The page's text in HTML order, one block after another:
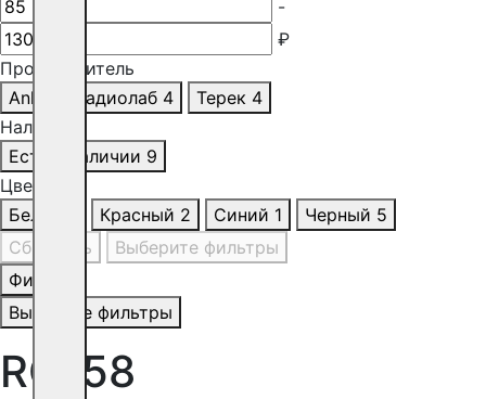
-
₽
Производитель
Anli
Радиолаб 4 Терек 4
Наличие
Есть в наличии 9
Цвет
Белый
Красный 2 Синий 1 Черный 5
Сбросить
Выберите фильтры
Фильтр
Выберите фильтры
RG-58